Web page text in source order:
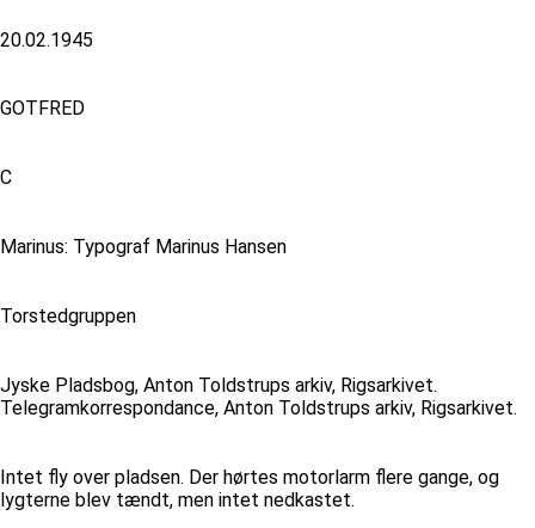
20.02.1945
GOTFRED
C
Marinus: Typograf Marinus Hansen
Torstedgruppen
Jyske Pladsbog, Anton Toldstrups arkiv, Rigsarkivet.
Telegramkorrespondance, Anton Toldstrups arkiv, Rigsarkivet.
Intet fly over pladsen. Der hørtes motorlarm flere gange, og
lygterne blev tændt, men intet nedkastet.